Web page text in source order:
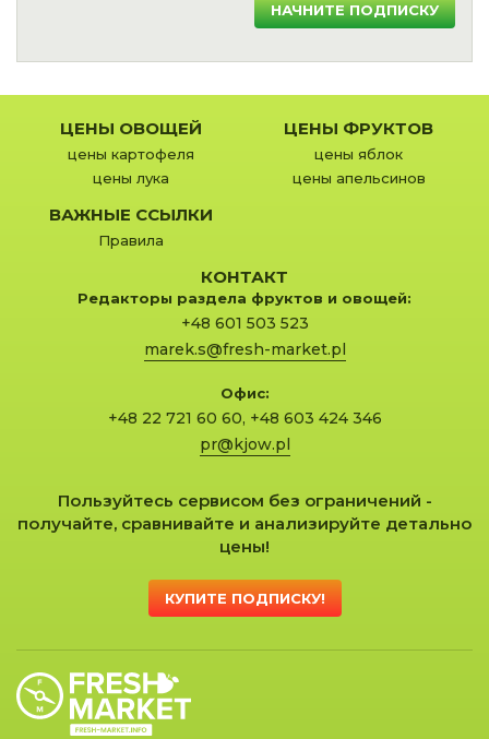
НАЧНИТЕ ПОДПИСКУ
ЦЕНЫ ОВОЩЕЙ
цены картофеля
цены лука
ЦЕНЫ ФРУКТОВ
цены яблок
цены апельсинов
ВАЖНЫЕ ССЫЛКИ
Правила
КОНТАКТ
Редакторы раздела фруктов и овощей:
+48 601 503 523
marek.s@fresh-market.pl
Офис:
+48 22 721 60 60, +48 603 424 346
pr@kjow.pl
Пользуйтесь сервисом без ограничений -
получайте, сравнивайте и анализируйте детально
цены!
КУПИТЕ ПОДПИСКУ!